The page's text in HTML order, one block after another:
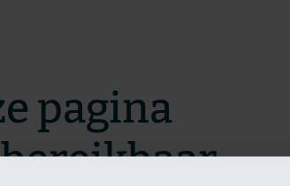
pagina